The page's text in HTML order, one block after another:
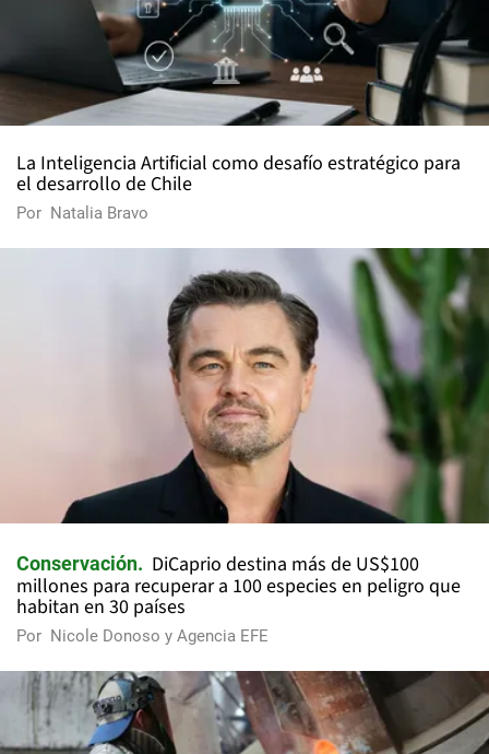
La Inteligencia Artificial como desafío estratégico para
el desarrollo de Chile
Por Natalia Bravo
Conservación
DiCaprio destina más de US$100
millones para recuperar a 100 especies en peligro que
habitan en 30 países
Por Nicole Donoso y Agencia EFE